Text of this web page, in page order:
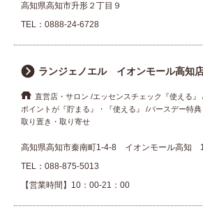
高知県高知市升形２丁目９
TEL： 0888-24-6728
ランジェノエル イオンモール高知
直営店・サロン
エッセンスチェック『使える』
ポイントが『貯まる』・『使える』
バースデー特典
取り置き・取り寄せ
高知県高知市秦南町1-4-8 イオンモール高知
TEL： 088-875-5013
【営業時間】10：00-21：00